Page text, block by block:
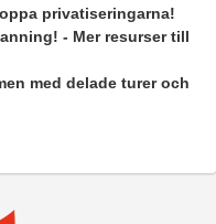
privatiseringarna!
- Mer resurser till
med delade turer och